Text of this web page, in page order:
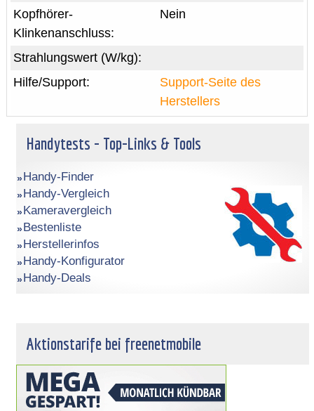
Nein
Kopfhörer-
Klinkenanschluss:
Strahlungswert (W/kg):
Support-Seite des
Herstellers
Hilfe/Support:
Handytests - Top-Links & Tools
Handy-Finder
Handy-Vergleich
Kameravergleich
Bestenliste
Herstellerinfos
Handy-Konfigurator
Handy-Deals
Aktionstarife bei freenetmobile